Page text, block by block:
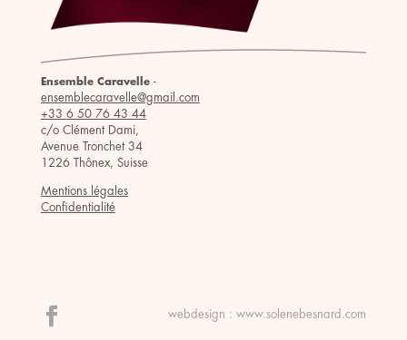
Ensemble Caravelle-
ensemblecaravelle@gmail.com
+33 6 50 76 43 44
c/o Clément Dami,
Avenue Tronchet 34
1226 Thônex, Suisse
Mentions légales
Confidentialité
webdesign :www.solenebesnard.com